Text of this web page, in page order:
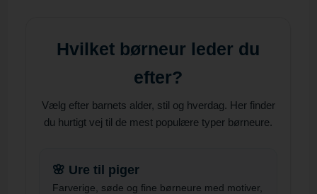
Hvilket børneur leder du
efter?
Vælg efter barnets alder, stil og hverdag. Her finder
du hurtigt vej til de mest populære typer børneure.
🌸 Ure til piger
Farverige, søde og fine børneure med motiver,